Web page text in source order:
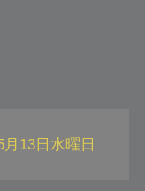
月13日水曜日